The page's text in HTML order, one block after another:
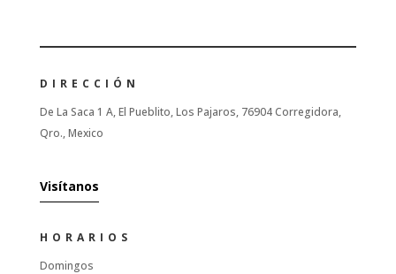
DIRECCIÓN
De La Saca 1 A, El Pueblito, Los Pajaros, 76904 Corregidora,
Qro., Mexico
Visítanos
HORARIOS
Domingos